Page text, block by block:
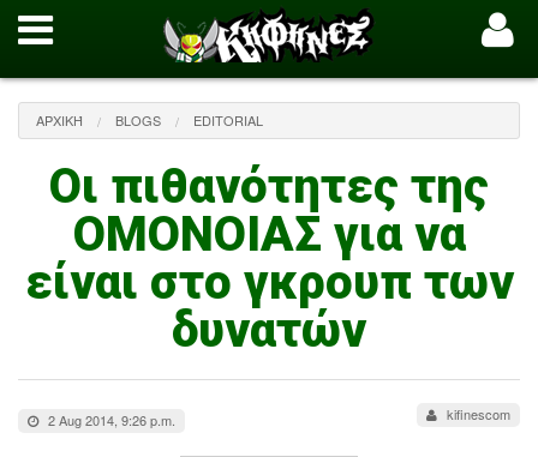
ΑΡΧΙΚΉ BLOGS EDITORIAL
Οι πιθανότητες της
ΟΜΟΝΟΙΑΣ για να
είναι στο γκρουπ των
δυνατών
2 Aug 2014, 9:26 p.m. kifinescom